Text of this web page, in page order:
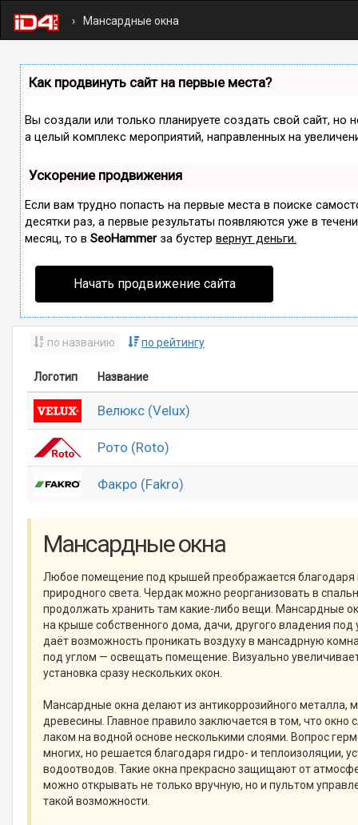
Мансардные окна
Как продвинуть сайт на первые места?
Вы создали или только планируете создать свой сайт, но
а целый комплекс мероприятий, направленных на
Ускорение продвижения
Если вам трудно попасть на первые места в поиске
десятки раз, а первые результаты появляются уже в
месяц, то в SeoHammerза бустер вернут деньги.
Начать продвижение сайта
по названию по рейтингу
Логотип Название
Велюкс (Velux)
Рото (Roto)
Факро (Fakro)
Мансардные окна
Любое помещение под крышей преображается благодаря
природного света. Чердак можно реорганизовать в
продолжать хранить там какие-либо вещи. Мансардные
на крыше собственного дома, дачи, другого владения под
даёт возможность проникать воздуху в мансадрную
под углом — освещать помещение. Визуально
установка сразу нескольких окон.
Мансардные окна делают из антикоррозийного металла,
древесины. Главное правило заключается в том, что окно
лаком на водной основе несколькими слоями. Вопрос
многих, но решается благодаря гидро- и теплоизоляции,
водоотводов. Такие окна прекрасно защищают от
можно открывать не только вручную, но и пультом
такой возможности.